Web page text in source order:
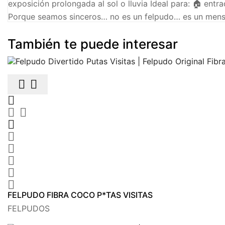
exposición prolongada al sol o lluvia Ideal para: 🏠
Porque seamos sinceros… no es un felpudo… es un
También te puede interesar
 

 






FELPUDO FIBRA COCO P*TAS VISITAS
FELPUDOS